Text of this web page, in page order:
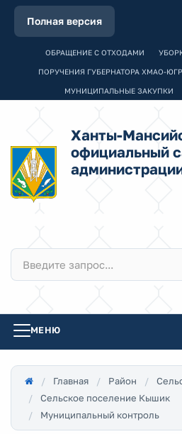
Полная версия
ОБРАЩЕНИЕ С ОТХОДАМИ
ПОРУЧЕНИЯ ГУБЕРНАТОРА ХМАО-
МУНИЦИПАЛЬНЫЕ ЗАКУПКИ
Ханты-
официальный
МЕНЮ
Главная Район
Сельское поселение Кышик
Муниципальный контроль